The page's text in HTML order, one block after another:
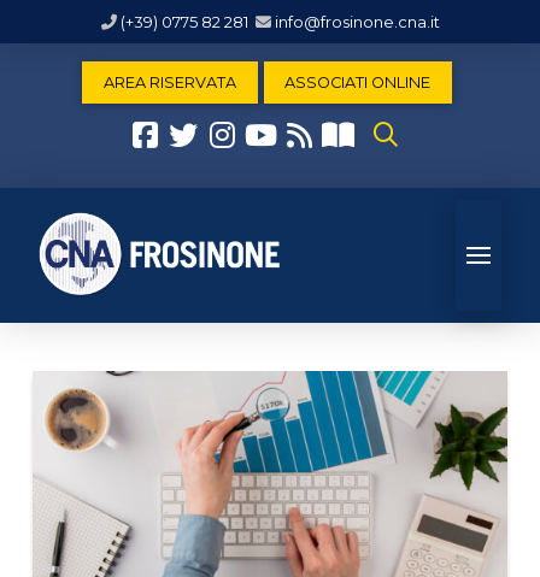
(+39) 0775 82 281 info@frosinone.cna.it
AREA RISERVATA ASSOCIATI ONLINE